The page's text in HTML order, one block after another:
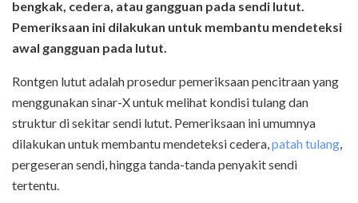
bengkak, cedera, atau gangguan pada sendi lutut.
Pemeriksaan ini dilakukan untuk membantu mendeteksi
awal gangguan pada lutut.
Rontgen lutut adalah prosedur pemeriksaan pencitraan yang
menggunakan sinar-X untuk melihat kondisi tulang dan
struktur di sekitar sendi lutut. Pemeriksaan ini umumnya
dilakukan untuk membantu mendeteksi cedera,patah tulang,
pergeseran sendi, hingga tanda-tanda penyakit sendi
tertentu.